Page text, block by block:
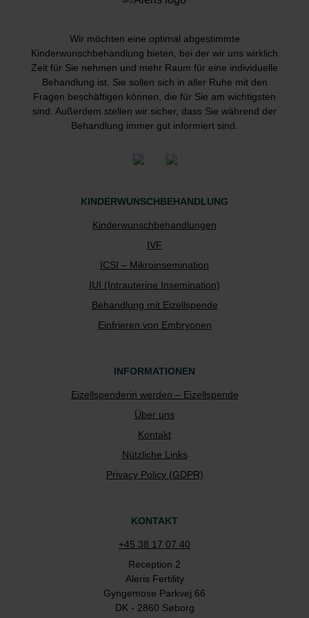
Wir möchten eine optimal abgestimmte
Kinderwunschbehandlung bieten, bei der wir uns wirklich
Zeit für Sie nehmen und mehr Raum für eine individuelle
Behandlung ist. Sie sollen sich in aller Ruhe mit den
Fragen beschäftigen können, die für Sie am wichtigsten
sind. Außerdem stellen wir sicher, dass Sie während der
Behandlung immer gut informiert sind.
KINDERWUNSCHBEHANDLUNG
Kinderwunschbehandlungen
IVF
ICSI – Mikroinsemination
IUI (Intrauterine Insemination)
Behandlung mit Eizellspende
Einfrieren von Embryonen
INFORMATIONEN
Eizellspenderin werden – Eizellspende
Über uns
Kontakt
Nützliche Links
Privacy Policy (GDPR)
KONTAKT
+45 38 17 07 40
Reception 2
Aleris Fertility
Gyngemose Parkvej 66
DK - 2860 Søborg